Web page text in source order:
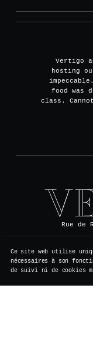
Vertigo
hosting
food was
class.
Rue de
Ce site web utilise
nécessaires à son
de suivi ni de cookies